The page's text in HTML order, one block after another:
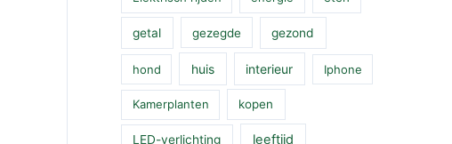
getal gezegde gezond
hond huis interieur Iphone
Kamerplanten kopen
LED-verlichting leeftijd